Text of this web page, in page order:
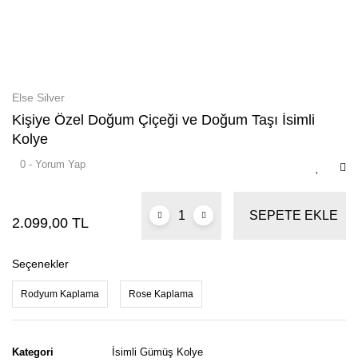
Else Silver
Kişiye Özel Doğum Çiçeği ve Doğum Taşı İsimli
Kolye
0 - Yorum Yap
2.099,00 TL SEPETE EKLE
Seçenekler
Rodyum Kaplama Rose Kaplama
Kategori İsimli Gümüş Kolye